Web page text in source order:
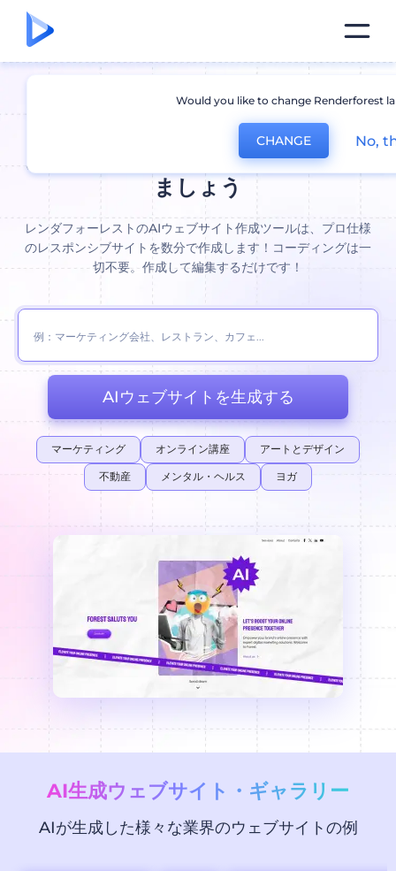
AIウェブサイト作成ツール。: これ
まで以上に速くウェブサイトを作り
ましょう
レンダフォーレストのAIウェブサイト作成ツールは、プロ仕様
のレスポンシブサイトを数分で作成します！コーディングは一
切不要。作成して編集するだけです！
AIウェブサイトを生成する
マーケティング オンライン講座 アートとデザイン
不動産 メンタル・ヘルス ヨガ
AI生成ウェブサイト・ギャラリー
AIが生成した様々な業界のウェブサイトの例
Would you like to change Renderforest
CHANGE No,